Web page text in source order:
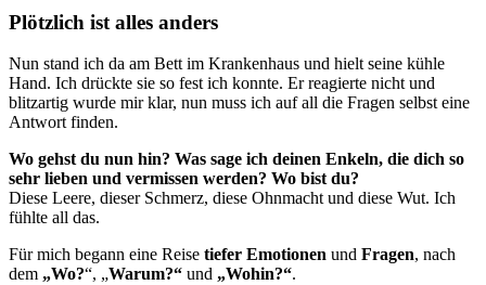
Plötzlich ist alles anders
Nun stand ich da am Bett im Krankenhaus und hielt seine kühle
Hand. Ich drückte sie so fest ich konnte. Er reagierte nicht und
blitzartig wurde mir klar, nun muss ich auf all die Fragen selbst eine
Antwort finden.
Wo gehst du nun hin? Was sage ich deinen Enkeln, die dich so
sehr lieben und vermissen werden? Wo bist du?
Diese Leere, dieser Schmerz, diese Ohnmacht und diese Wut. Ich
fühlte all das.
Für mich begann eine Reise tiefer Emotionen und Fragen, nach
dem „Wo?“, „Warum?“ und „Wohin?“.